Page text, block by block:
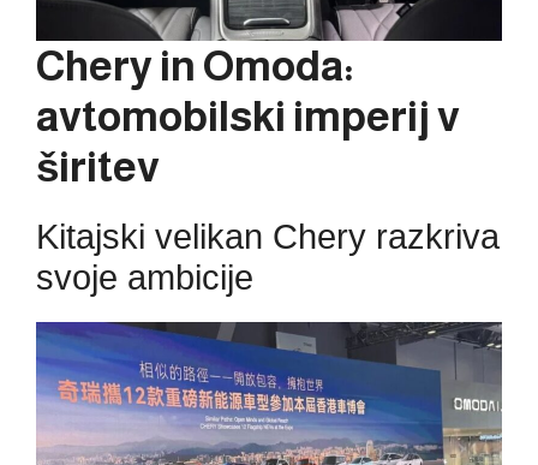
Chery in Omoda:
avtomobilski imperij v
širitev
Kitajski velikan Chery razkriva
svoje ambicije